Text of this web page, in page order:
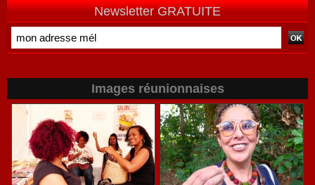
Newsletter GRATUITE
Images réunionnaises